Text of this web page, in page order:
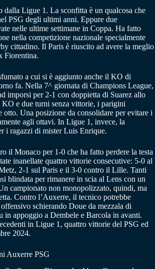
dalla Ligue 1. La sconfitta è un qualcosa che
PSG degli ultimi anni. Eppure due
nelle ultime settimane in Coppa. Ha fatto
nella competizione nazionale specialmente
cittadino. Il Paris è riuscito ad avere la meglio
Fiorentina.
a cui si è aggiunto anche il KO di
fa. Nella 7^ giornata di Champions League,
imporsi per 2-1 con doppietta di Suarez allo
KO e due turni senza vittorie, i parigini
otto. Una posizione da consolidare per evitare i
agli ottavi. In Ligue 1, invece, la
i ragazzi di mister Luis Enrique.
il Monaco per 1-0 che ha fatto perdere la testa
inanellate quattro vittorie consecutive: 5-0 al
2-1 sul Paris e il 3-0 contro il Lille. Tanti
blindata per rimanere in scia al Lens con un
campionato non monopolizzato, quindi, ma
Contro l’Auxerre, il tecnico potrebbe
schierando Doue da mezzala di
in appoggio a Dembele e Barcola in avanti.
in Ligue 1, quattro vittorie del PSG ed
2024.
Auxerre PSG